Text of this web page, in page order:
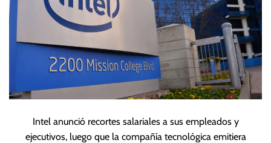
Intel anunció recortes salariales a sus empleados y
ejecutivos, luego que la compañía tecnológica emitiera